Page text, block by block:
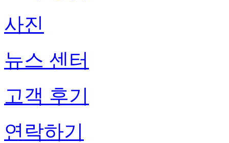
사진
뉴스 센터
고객 후기
연락하기